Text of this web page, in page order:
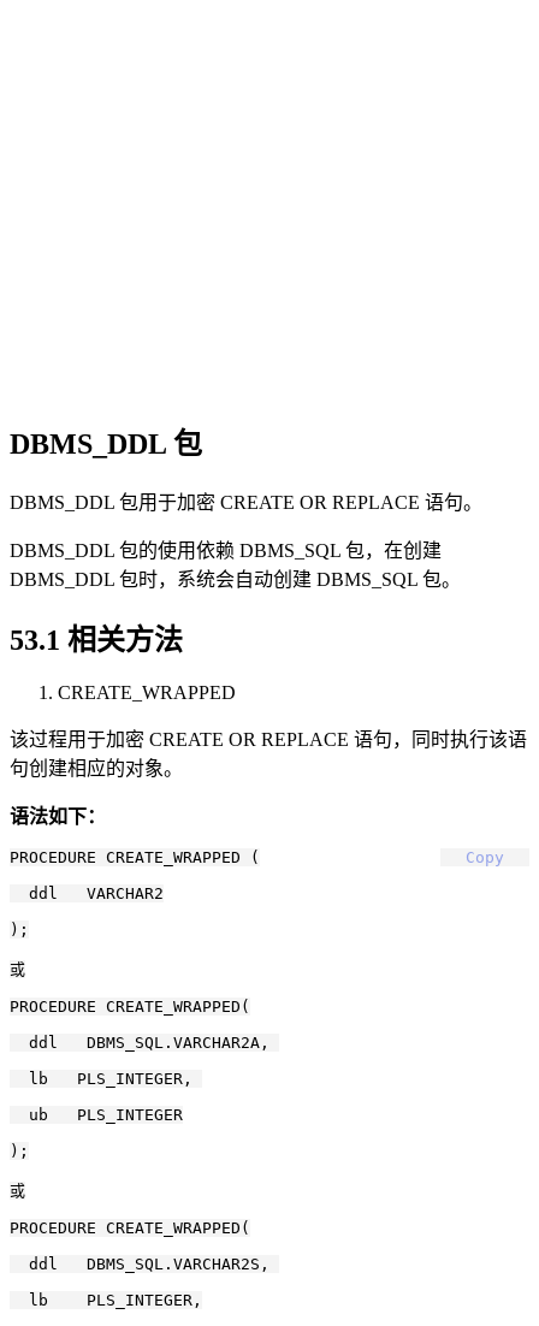
DBMS_DDL 包
DBMS_DDL 包用于加密 CREATE OR REPLACE 语句。
DBMS_DDL 包的使用依赖 DBMS_SQL 包，在创建
DBMS_DDL 包时，系统会自动创建 DBMS_SQL 包。
53.1 相关方法
CREATE_WRAPPED
该过程用于加密 CREATE OR REPLACE 语句，同时执行该语
句创建相应的对象。
语法如下：
Copy
PROCEDURE CREATE_WRAPPED (
  ddl   VARCHAR2
);
或
PROCEDURE CREATE_WRAPPED(
  ddl   DBMS_SQL.VARCHAR2A,
  lb   PLS_INTEGER,
  ub   PLS_INTEGER
);
或
PROCEDURE CREATE_WRAPPED(
  ddl   DBMS_SQL.VARCHAR2S,
  lb    PLS_INTEGER,